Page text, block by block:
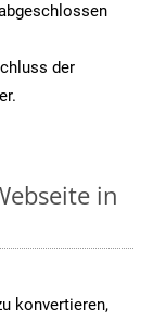
der
in
konvertieren,